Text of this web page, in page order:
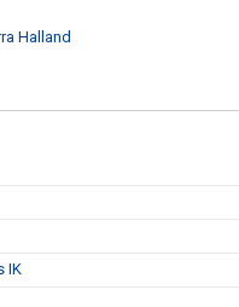
Halland
IK